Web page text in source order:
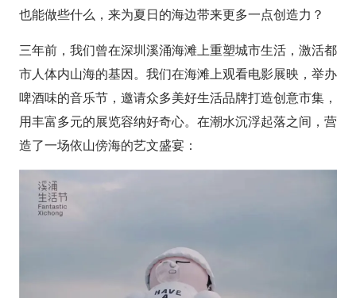
也能做些什么，来为夏日的海边带来更多一点创造力？
三年前，我们曾在深圳溪涌海滩上重塑城市生活，激活都
市人体内山海的基因。我们在海滩上观看电影展映，举办
啤酒味的音乐节，邀请众多美好生活品牌打造创意市集，
用丰富多元的展览容纳好奇心。在潮水沉浮起落之间，营
造了一场依山傍海的艺文盛宴：